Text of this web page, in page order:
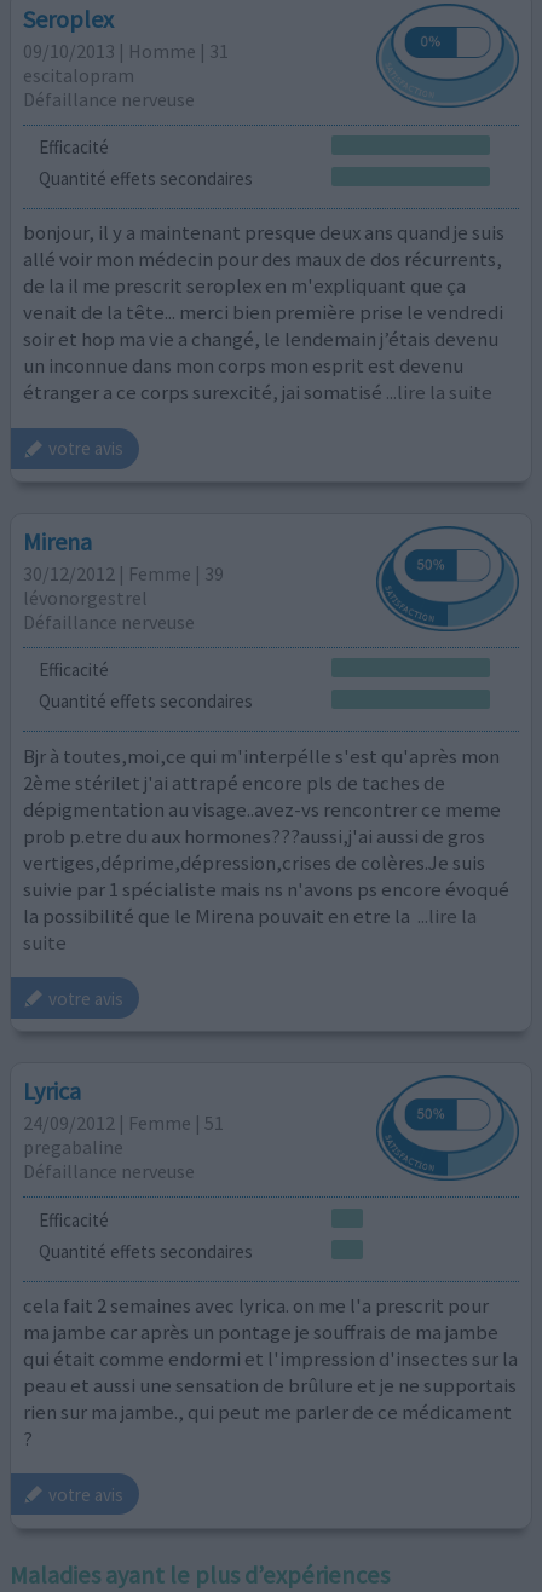
Seroplex
09/10/2013 | Homme | 31
escitalopram
Défaillance nerveuse
Efficacité
Quantité effets secondaires
bonjour, il y a maintenant presque deux ans quand je suis
allé voir mon médecin pour des maux de dos récurrents,
de la il me prescrit seroplex en m'expliquant que ça
venait de la tête... merci bien première prise le vendredi
soir et hop ma vie a changé, le lendemain j’étais devenu
un inconnue dans mon corps mon esprit est devenu
étranger a ce corps surexcité, jai somatisé ...lire la suite
votre avis
Mirena
30/12/2012 | Femme | 39
lévonorgestrel
Défaillance nerveuse
Efficacité
Quantité effets secondaires
Bjr à toutes,moi,ce qui m'interpélle s'est qu'après mon
2ème stérilet j'ai attrapé encore pls de taches de
dépigmentation au visage..avez-vs rencontrer ce meme
prob p.etre du aux hormones???aussi,j'ai aussi de gros
vertiges,déprime,dépression,crises de colères.Je suis
suivie par 1 spécialiste mais ns n'avons ps encore évoqué
la possibilité que le Mirena pouvait en etre la ...lire la
suite
votre avis
Lyrica
24/09/2012 | Femme | 51
pregabaline
Défaillance nerveuse
Efficacité
Quantité effets secondaires
cela fait 2 semaines avec lyrica. on me l'a prescrit pour
ma jambe car après un pontage je souffrais de ma jambe
qui était comme endormi et l'impression d'insectes sur la
peau et aussi une sensation de brûlure et je ne supportais
rien sur ma jambe., qui peut me parler de ce médicament
?
votre avis
Maladies ayant le plus d’expériences